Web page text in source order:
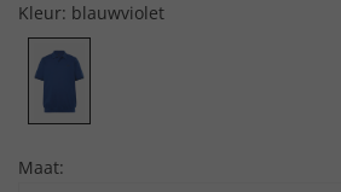
Kleur: blauwviolet
Maat: